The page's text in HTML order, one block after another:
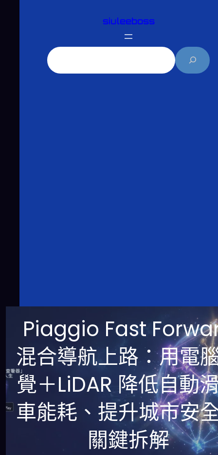
siuleeboss
Piaggio Fast
混合導航上路：用電
覺＋LiDAR 降低自動
車能耗、提升城市安
關鍵拆解